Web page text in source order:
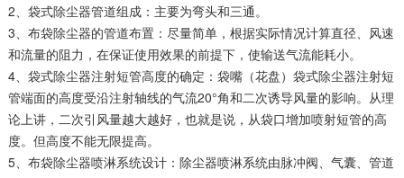
2、袋式除尘器管道组成：主要为弯头和三通。
3、布袋除尘器的管道布置：尽量简单，根据实际情况计算直径、风速
和流量的阻力，在保证使用效果的前提下，使输送气流能耗小。
4、袋式除尘器注射短管高度的确定：袋嘴（花盘）袋式除尘器注射短
管端面的高度受沿注射轴线的气流20°角和二次诱导风量的影响。从理
论上讲，二次引风量越大越好，也就是说，从袋口增加喷射短管的高
度。但高度不能无限提高。
5、布袋除尘器喷淋系统设计：除尘器喷淋系统由脉冲阀、气囊、管道